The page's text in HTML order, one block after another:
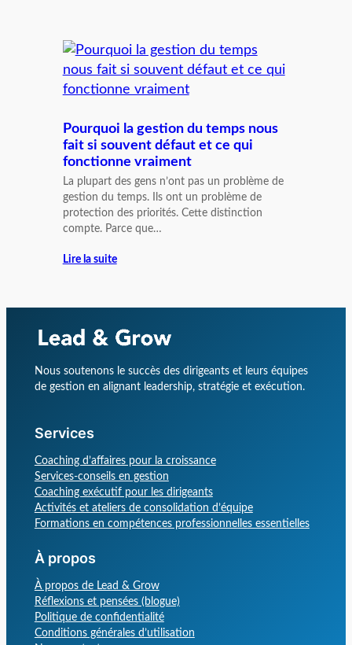
Pourquoi la gestion du temps nous
fait si souvent défaut et ce qui
fonctionne vraiment
La plupart des gens n’ont pas un problème de
gestion du temps. Ils ont un problème de
protection des priorités. Cette distinction
compte. Parce que…
Lire la suite
Nous soutenons le succès des dirigeants et leurs équipes
de gestion en alignant leadership, stratégie et exécution.
Services
Coaching d’affaires pour la croissance
Services-conseils en gestion
Coaching exécutif pour les dirigeants
Activités et ateliers de consolidation d’équipe
Formations en compétences professionnelles essentielles
À propos
À propos de Lead & Grow
Réflexions et pensées (blogue)
Politique de confidentialité
Conditions générales d’utilisation